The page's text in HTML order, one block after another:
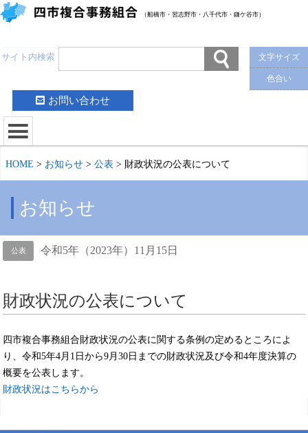
（船橋市・習志野市・八千代市・鎌ケ谷市）
サイト内検索 文字サイズ
色合い
お問い合わせ
HOME > お知らせ > 公表 > 財政状況の公表について
お知らせ
公表 令和5年（2023年）11月15日
財政状況の公表について
四市複合事務組合財政状況の公表に関する条例の定めるところによ
り、令和5年4月1日から9月30日までの財政状況及び令和4年度決算の
概要を公表します。
財政状況はこちらから